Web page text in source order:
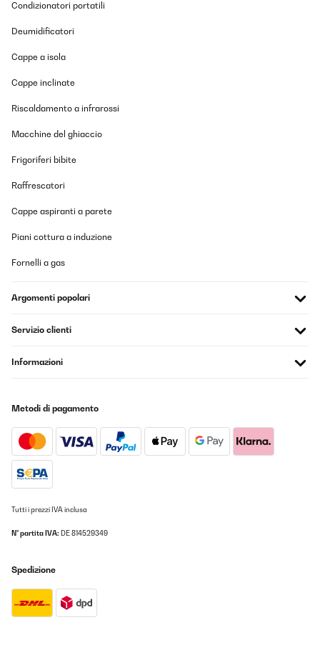
Condizionatori portatili
Deumidificatori
Cappe a isola
Cappe inclinate
Riscaldamento a infrarossi
Macchine del ghiaccio
Frigoriferi bibite
Raffrescatori
Cappe aspiranti a parete
Piani cottura a induzione
Fornelli a gas
Argomenti popolari
Servizio clienti
Informazioni
Metodi di pagamento
Tutti i prezzi IVA inclusa
N° partita IVA: DE 814529349
Spedizione